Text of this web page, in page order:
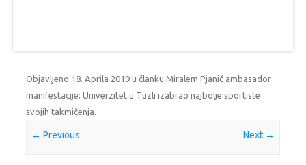
Objavljeno 18. Aprila 2019 u članku Miralem Pjanić ambasador
manifestacije: Univerzitet u Tuzli izabrao najbolje sportiste
svojih takmičenja
← Previous Next →